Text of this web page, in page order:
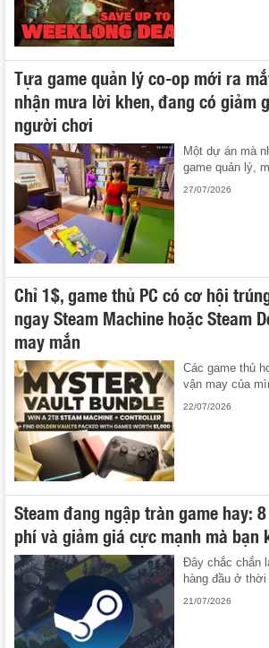
Tựa game quản lý co-op mới ra
nhận mưa lời khen, đang có giảm
người chơi
Một dự án mà
game quản lý,
27/07/2026
Chỉ 1$, game thủ PC có cơ hội
ngay Steam Machine hoặc Steam
may mắn
Các game thủ
vận may của
22/07/2026
Steam đang ngập tràn game hay:
phí và giảm giá cực mạnh mà bạn
Đây chắc chắn
hàng đầu ở thời
21/07/2026